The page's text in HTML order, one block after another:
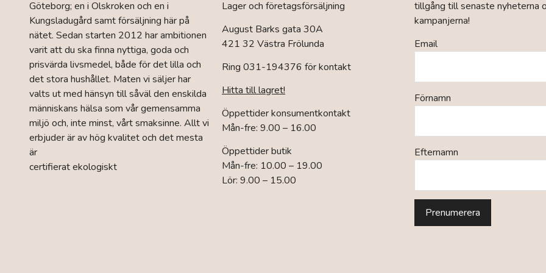
Göteborg; en i Olskroken och en i
Kungsladugård samt försäljning här på
nätet. Sedan starten 2012 har ambitionen
varit att du ska finna nyttiga, goda och
prisvärda livsmedel, både för det lilla och
det stora hushållet. Maten vi säljer har
valts ut med hänsyn till såväl den enskilda
människans hälsa som vår gemensamma
miljö och, inte minst, vårt smaksinne. Allt vi
erbjuder är av hög kvalitet och det mesta
är
certifierat ekologiskt
Lager och företagsförsäljning
August Barks gata 30A
421 32 Västra Frölunda
Ring 031-194376 för kontakt
Hitta till lagret!
Öppettider konsumentkontakt
Mån-fre: 9.00 – 16.00
Öppettider butik
Mån-fre: 10.00 – 19.00
Lör: 9.00 – 15.00
tillgång till senaste nyheterna
kampanjerna!
Email
Förnamn
Efternamn